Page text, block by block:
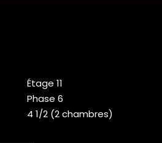
Étage 11
Phase 6
4 1/2 (2 chambres)